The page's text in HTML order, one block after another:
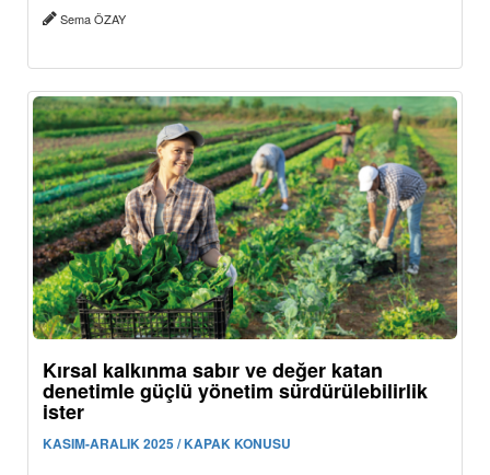
Sema ÖZAY
Kırsal kalkınma sabır ve değer katan
denetimle güçlü yönetim sürdürülebilirlik
ister
KASIM-ARALIK 2025 / KAPAK KONUSU